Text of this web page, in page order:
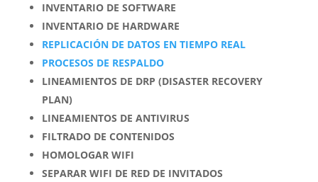
INVENTARIO DE SOFTWARE
INVENTARIO DE HARDWARE
REPLICACIÓN DE DATOS EN TIEMPO REAL
PROCESOS DE RESPALDO
LINEAMIENTOS DE DRP (DISASTER RECOVERY
PLAN)
LINEAMIENTOS DE ANTIVIRUS
FILTRADO DE CONTENIDOS
HOMOLOGAR WIFI
SEPARAR WIFI DE RED DE INVITADOS